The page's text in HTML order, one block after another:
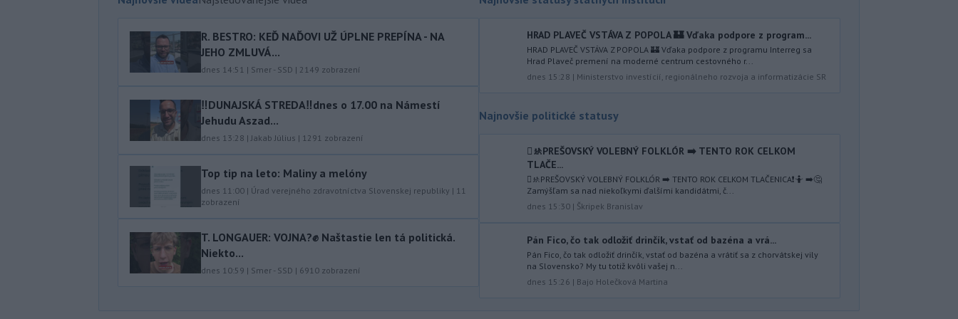
- Pre pretrvávajúce sucho,
boli do odvolania vyhlásené
mimoriadne situácie v obciach Nižný
Čaj a Vyšný Čaj v okrese Košice-okolie.
dôvoduhudobného festivalu
bratislavských Vajnoroch upravená
organizácia MHD v oblasti Vajnôr.
10:44
Slovenský futbalista Lukáš
Haraslín môže v najbližšom období
stredopoliara Sparty Praha sa podľa
portálu isport.cz zaujíma
saudskoarabský Al-Fateh.
R. BESTRO: KEĎ NAĎOVI UŽ ÚPLNE PREPÍNA - NA
JEHO ZMLUVÁ...
dnes 14:51 | Smer - SSD | 2149 zobrazení
‼️DUNAJSKÁ STREDA‼️dnes o 17.00 na Námestí
Jehudu Aszad...
dnes 13:28 |Jakab Július | 1291 zobrazení
Top tip na leto: Maliny a melóny
dnes 11:00 | Úrad verejného zdravotníctva Slovenskej republiky | 11
zobrazení
T. LONGAUER: VOJNA?✊ Naštastie len tá politická.
Niekto...
dnes 10:59 | Smer - SSD | 6910 zobrazení
HRAD PLAVEČ VSTÁVA Z POPOLA 🏰 Vďaka podpore z program...
HRAD PLAVEČ VSTÁVA Z POPOLA 🏰 Vďaka podpore z programu Interreg sa
Hrad Plaveč premení na moderné centrum cestovného r...
dnes 15:28 | Ministerstvo investícií, regionálneho rozvoja a informatizácie SR
Najnovšie politické statusy
🫟🚸PREŠOVSKÝ VOLEBNÝ FOLKLÓR ➡️ TENTO ROK CELKOM
TLAČE...
🫟🚸PREŠOVSKÝ VOLEBNÝ FOLKLÓR ➡️ TENTO ROK CELKOM TLAČENICA❗️🤷 ➡️🤔
Zamýšľam sa nad niekoľkymi ďalšími kandidátmi, č...
dnes 15:30 | Škripek Branislav
Pán Fico, čo tak odložiť drinčík, vstať od bazéna a vrá...
Pán Fico, čo tak odložiť drinčík, vstať od bazéna a vrátiť sa z chorvátskej vily
na Slovensko? My tu totiž kvôli vašej n...
dnes 15:26 | Bajo Holečková Martina